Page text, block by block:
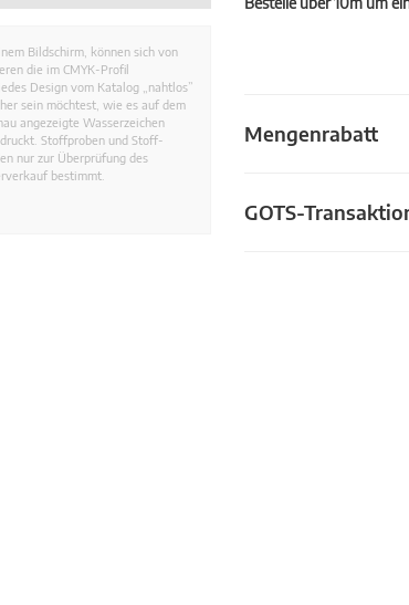
Mengenrabatt
GOTS-
Bildschirm, können sich von
die im CMYK-Profil
Design vom Katalog „nahtlos”
sein möchtest, wie es auf dem
angezeigte Wasserzeichen
Stoffproben und Stoff-
nur zur Überprüfung des
bestimmt.